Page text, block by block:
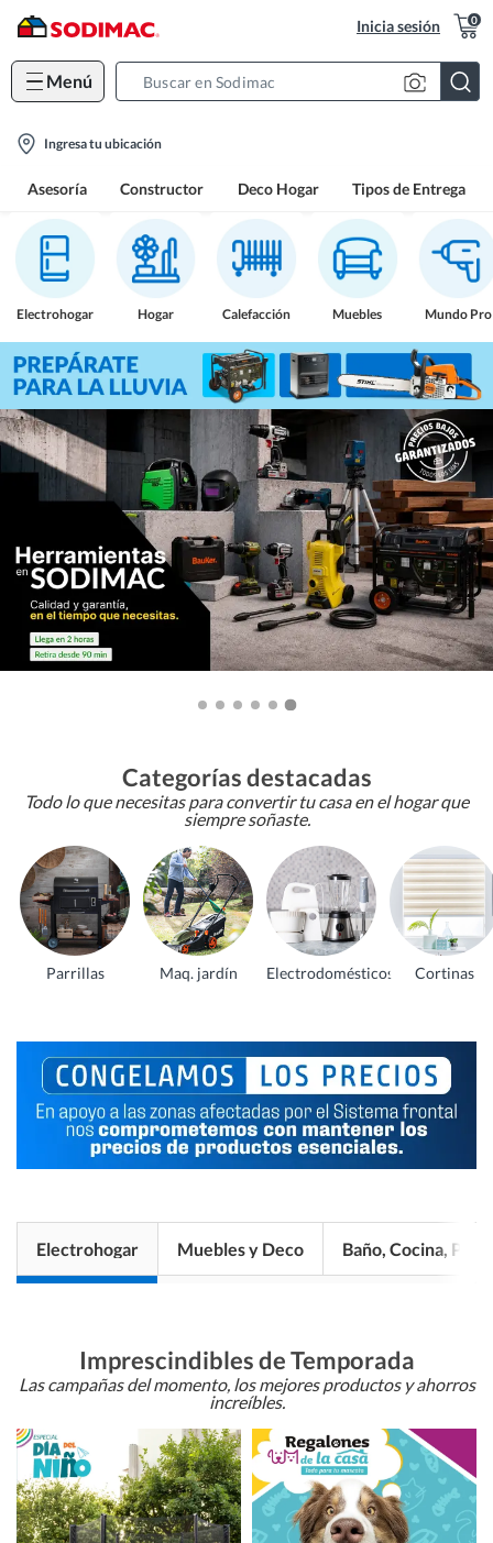
Inicia sesión 0
Menú
location-
Ingresa tu ubicación
Asesoría Constructor Deco Hogar Tipos de Entrega
Electrohogar Hogar Calefacción Muebles Mundo Pro
Categorías destacadas
Todo lo que necesitas para convertir tu casa en el hogar que
siempre soñaste.
Parrillas Maq. jardín Electrodomésticos Cortinas
Electrohogar Muebles y Deco Baño, Cocina, Pisos
Imprescindibles de Temporada
Las campañas del momento, los mejores productos y ahorros
increíbles.